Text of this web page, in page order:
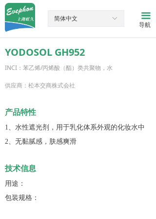
끀
网站首页
产品中心
新闻资讯
导航
ꀅ
简体中文
YODOSOL GH952
INCI：苯乙烯/丙烯酸（酯）类共聚物，水
供应商：松本交商株式会社
产品特性
1、水性遮光剂，用于乳化体系外观的化妆水中
2、无黏腻感，肤感爽滑
技术信息
用途：
包装规格：